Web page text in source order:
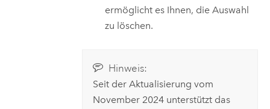
ermöglicht es Ihnen, die Auswahl
zu löschen.
Hinweis:
Seit der Aktualisierung vom
November 2024 unterstützt das